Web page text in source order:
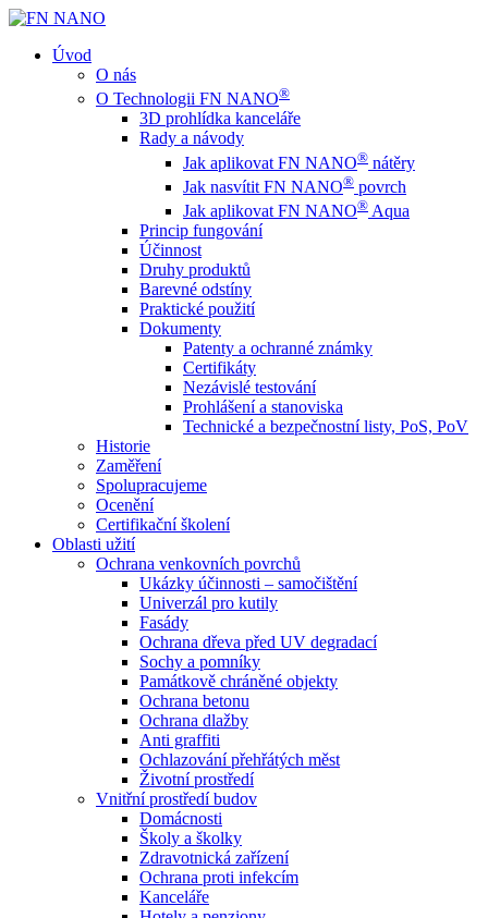
Úvod
O nás
O Technologii FN NANO®
3D prohlídka kanceláře
Rady a návody
Jak aplikovat FN NANO® nátěry
Jak nasvítit FN NANO® povrch
Jak aplikovat FN NANO® Aqua
Princip fungování
Účinnost
Druhy produktů
Barevné odstíny
Praktické použití
Dokumenty
Patenty a ochranné známky
Certifikáty
Nezávislé testování
Prohlášení a stanoviska
Technické a bezpečnostní listy, PoS, PoV
Historie
Zaměření
Spolupracujeme
Ocenění
Certifikační školení
Oblasti užití
Ochrana venkovních povrchů
Ukázky účinnosti – samočištění
Univerzál pro kutily
Fasády
Ochrana dřeva před UV degradací
Sochy a pomníky
Památkově chráněné objekty
Ochrana betonu
Ochrana dlažby
Anti graffiti
Ochlazování přehřátých měst
Životní prostředí
Vnitřní prostředí budov
Domácnosti
Školy a školky
Zdravotnická zařízení
Ochrana proti infekcím
Kanceláře